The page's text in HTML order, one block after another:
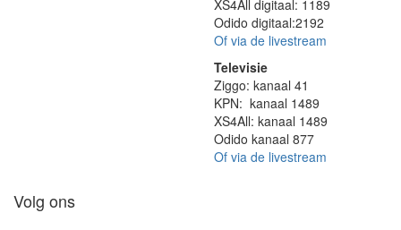
XS4All digitaal: 1189
Odido digitaal:2192
Of via de livestream
Televisie
Ziggo: kanaal 41
KPN: kanaal 1489
XS4All: kanaal 1489
Odido kanaal 877
Of via de livestream
Volg ons